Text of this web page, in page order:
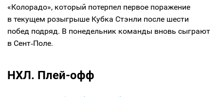
«Колорадо», который потерпел первое поражение
в текущем розыгрыше Кубка Стэнли после шести
побед подряд. В понедельник команды вновь сыграют
в Сент‑Поле.
НХЛ. Плей-офф